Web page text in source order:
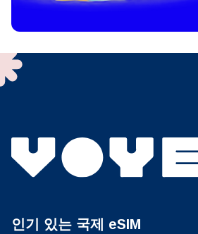
인기 있는 국제 eSIM